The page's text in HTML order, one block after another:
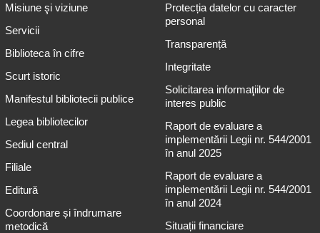
Misiune şi viziune
Servicii
Biblioteca în cifre
Scurt istoric
Manifestul bibliotecii publice
Legea bibliotecilor
Sediul central
Filiale
Editură
Coordonare și îndrumare
metodică
Protecția datelor cu caracter
personal
Transparență
Integritate
Solicitarea informaţiilor de
interes public
Raport de evaluare a
implementării Legii nr. 544/2001
în anul 2025
Raport de evaluare a
implementării Legii nr. 544/2001
în anul 2024
Situații financiare